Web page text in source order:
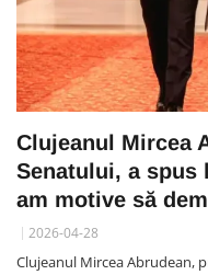
Clujeanul Mircea
Senatului, a spus
am motive să
2026-04-28
Clujeanul Mircea Abrudean,